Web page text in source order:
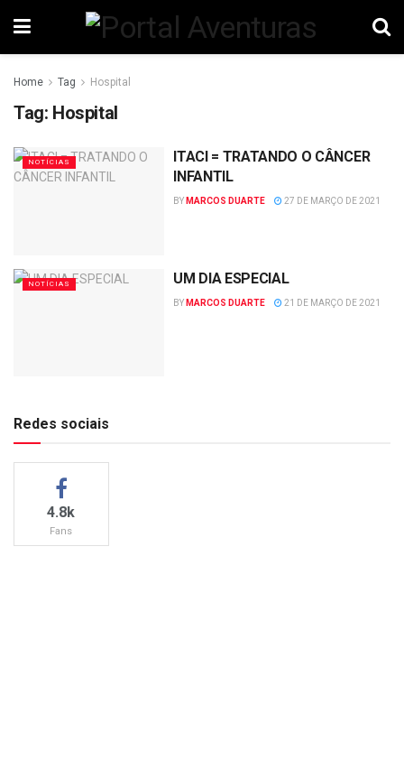
Home Tag Hospital
Tag: Hospital
NOTÍCIAS
ITACI = TRATANDO O CÂNCER
INFANTIL
BY MARCOS DUARTE 27 DE MARÇO DE 2021
NOTÍCIAS UM DIA ESPECIAL
BY MARCOS DUARTE 21 DE MARÇO DE 2021
Redes sociais
4.8k
Fans